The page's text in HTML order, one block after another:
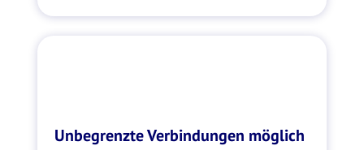
Unbegrenzte Verbindungen möglich